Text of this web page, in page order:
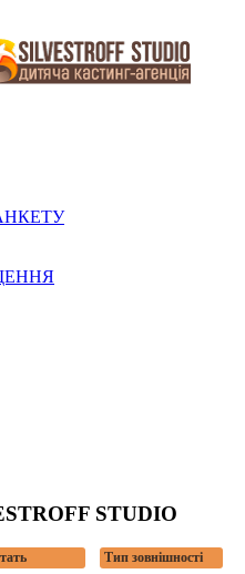
STUDIO
Тип зовнішності